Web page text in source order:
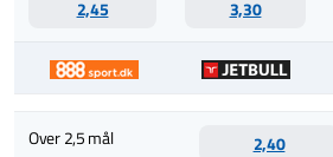
2,45 3,30
Over 2,5 mål 2,40